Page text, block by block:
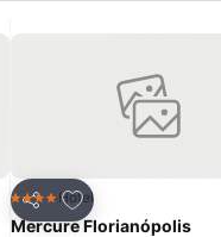
Compartir
Añadir a favoritos
4 EstrellasHotel
Mercure Florianópolis